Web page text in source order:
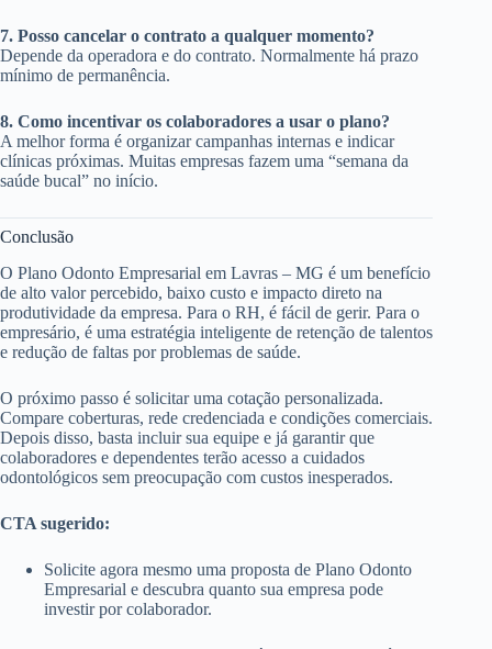
7. Posso cancelar o contrato a qualquer momento?
Depende da operadora e do contrato. Normalmente há prazo
mínimo de permanência.
8. Como incentivar os colaboradores a usar o plano?
A melhor forma é organizar campanhas internas e indicar
clínicas próximas. Muitas empresas fazem uma “semana da
saúde bucal” no início.
Conclusão
O Plano Odonto Empresarial em Lavras – MG é um benefício
de alto valor percebido, baixo custo e impacto direto na
produtividade da empresa. Para o RH, é fácil de gerir. Para o
empresário, é uma estratégia inteligente de retenção de talentos
e redução de faltas por problemas de saúde.
O próximo passo é solicitar uma cotação personalizada.
Compare coberturas, rede credenciada e condições comerciais.
Depois disso, basta incluir sua equipe e já garantir que
colaboradores e dependentes terão acesso a cuidados
odontológicos sem preocupação com custos inesperados.
CTA sugerido:
Solicite agora mesmo uma proposta de Plano Odonto
Empresarial e descubra quanto sua empresa pode
investir por colaborador.